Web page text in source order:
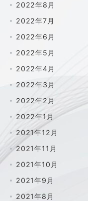
2022年8月
2022年7月
2022年6月
2022年5月
2022年4月
2022年3月
2022年2月
2022年1月
2021年12月
2021年11月
2021年10月
2021年9月
2021年8月